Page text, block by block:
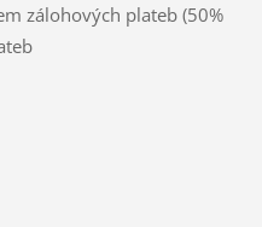
plateb (50%